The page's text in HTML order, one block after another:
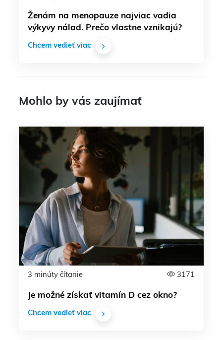
Ženám na menopauze najviac vadia
výkyvy nálad. Prečo vlastne vznikajú?
Chcem vedieť viac
Mohlo by vás zaujímať
3 minúty čítanie 3171
Je možné získať vitamín D cez okno?
Chcem vedieť viac